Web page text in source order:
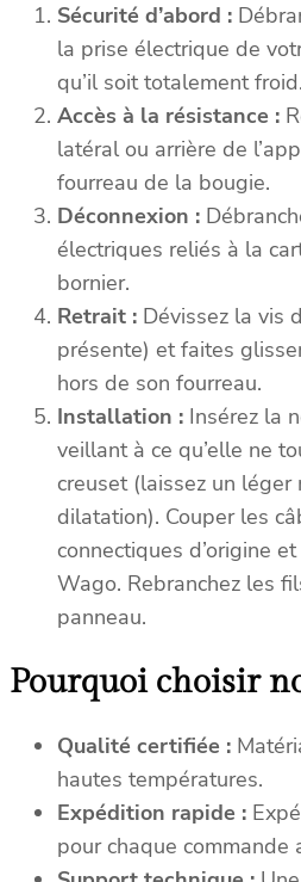
Sécurité d’abord :
la prise électrique de
qu’il soit totalement froid.
Accès à la résistance :
latéral ou arrière de
fourreau de la bougie.
Déconnexion :
électriques reliés à la
bornier.
Retrait : Dévissez la vis
présente) et faites
hors de son fourreau.
Installation : Insérez la
veillant à ce qu’elle ne
creuset (laissez un
dilatation). Couper les
connectiques d’origine
Wago. Rebranchez les
panneau.
Pourquoi choisir
Qualité certifiée :
hautes températures.
Expédition rapide :
pour chaque commande